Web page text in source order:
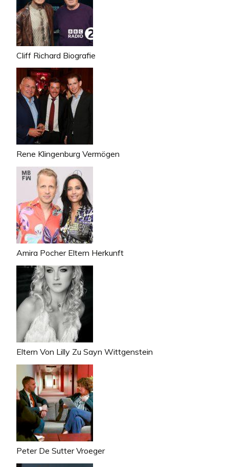
Cliff Richard Biografie
Rene Klingenburg Vermögen
Amira Pocher Eltern Herkunft
Eltern Von Lilly Zu Sayn Wittgenstein
Peter De Sutter Vroeger